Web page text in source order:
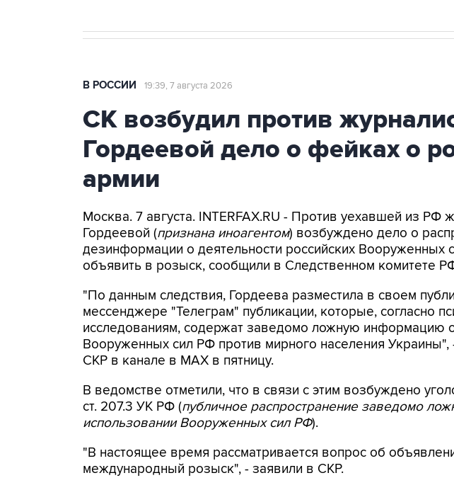
В РОССИИ 19:39, 7 августа 2026
СК возбудил против
Гордеевой дело о фейках о
армии
Москва. 7 августа. INTERFAX.RU - Против уехавшей из РФ
Гордеевой (признана иноагентом) возбуждено дело о
дезинформации о деятельности российских Вооруженных
объявить в розыск, сообщили в Следственном комитете
"По данным следствия, Гордеева разместила в своем
мессенджере "Телеграм" публикации, которые, согласно
исследованиям, содержат заведомо ложную информацию
Вооруженных сил РФ против мирного населения Украины",
СКР в канале в MAX в пятницу.
В ведомстве отметили, что в связи с этим возбуждено
ст. 207.3 УК РФ (публичное распространение заведомо
использовании Вооруженных сил РФ).
"В настоящее время рассматривается вопрос об
международный розыск", - заявили в СКР.